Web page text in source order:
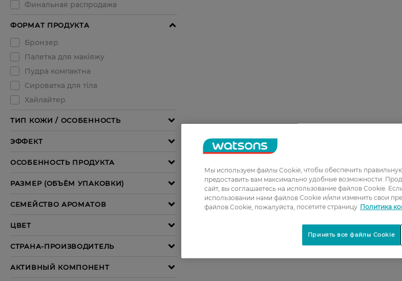
Мы используем файлы Cookie, чтобы обеспечить
предоставить вам максимально удобные возможности.
сайт, вы соглашаетесь на использование файлов Cookie.
использовании нами файлов Cookie и/или изменить свои
файлов Cookie, пожалуйста, посетите страницу Политика
Принять все файлы Cookie